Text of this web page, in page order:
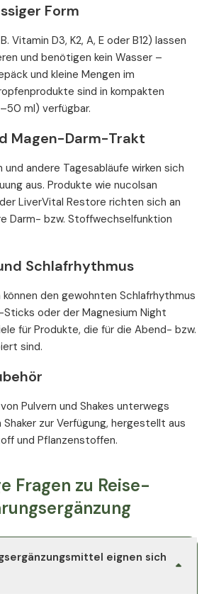
Form
Vitamin D3, K2, A, E oder B12) lassen
und benötigen kein Wasser –
und kleine Mengen im
sind in kompakten
ml) verfügbar.
Magen-Darm-Trakt
andere Tagesabläufe wirken sich
aus. Produkte wie nucolsan
LiverVital Restore richten sich an
Darm- bzw. Stoffwechselfunktion
Schlafrhythmus
den gewohnten Schlafrhythmus
oder der Magnesium Night
für Produkte, die für die Abend- bzw.
sind.
Pulvern und Shakes unterwegs
zur Verfügung, hergestellt aus
und Pflanzenstoffen.
Fragen zu Reise-
eignen sich